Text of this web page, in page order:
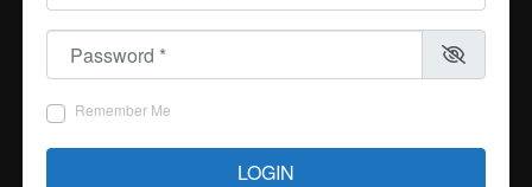
Password
Remember Me
LOGIN